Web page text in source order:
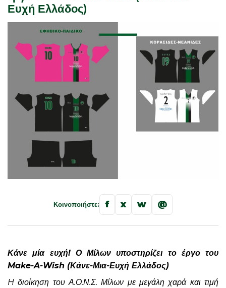
Ευχή Ελλάδος)
Κοινοποιήστε: f x w @
Κάνε μία ευχή! Ο Μίλων υποστηρίζει το έργο του
Make-A-Wish (Κάνε-Μια-Ευχή Ελλάδος)
H διοίκηση του Α.Ο.Ν.Σ. Μίλων με μεγάλη χαρά και τιμή